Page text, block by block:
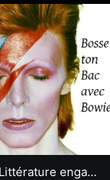
engag